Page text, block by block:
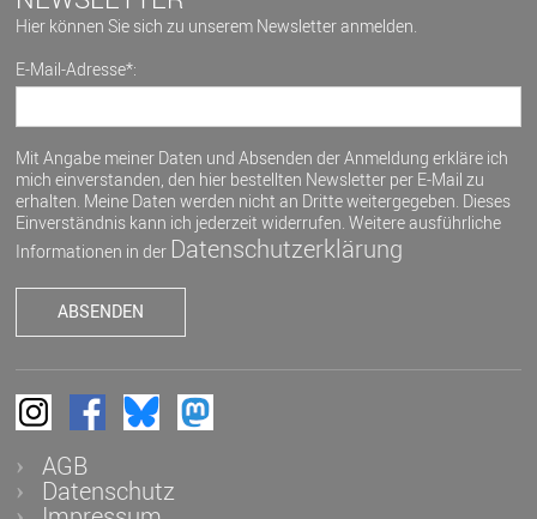
Hier können Sie sich zu unserem Newsletter anmelden.
E-Mail-Adresse*:
Mit Angabe meiner Daten und Absenden der Anmeldung erkläre ich
mich einverstanden, den hier bestellten Newsletter per E-Mail zu
erhalten. Meine Daten werden nicht an Dritte weitergegeben. Dieses
Einverständnis kann ich jederzeit widerrufen. Weitere ausführliche
Informationen in der Datenschutzerklärung
AGB
Datenschutz